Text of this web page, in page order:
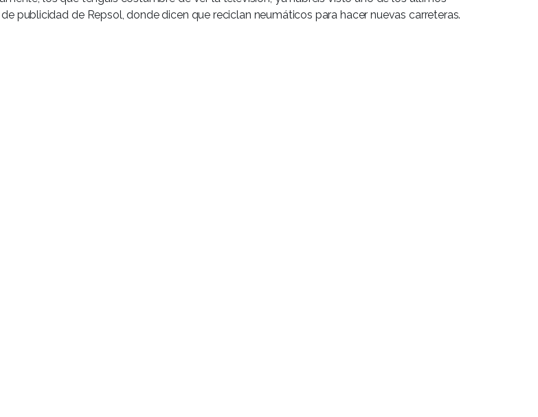
publicidad de Repsol, donde dicen que reciclan neumáticos para hacer nuevas carreteras.